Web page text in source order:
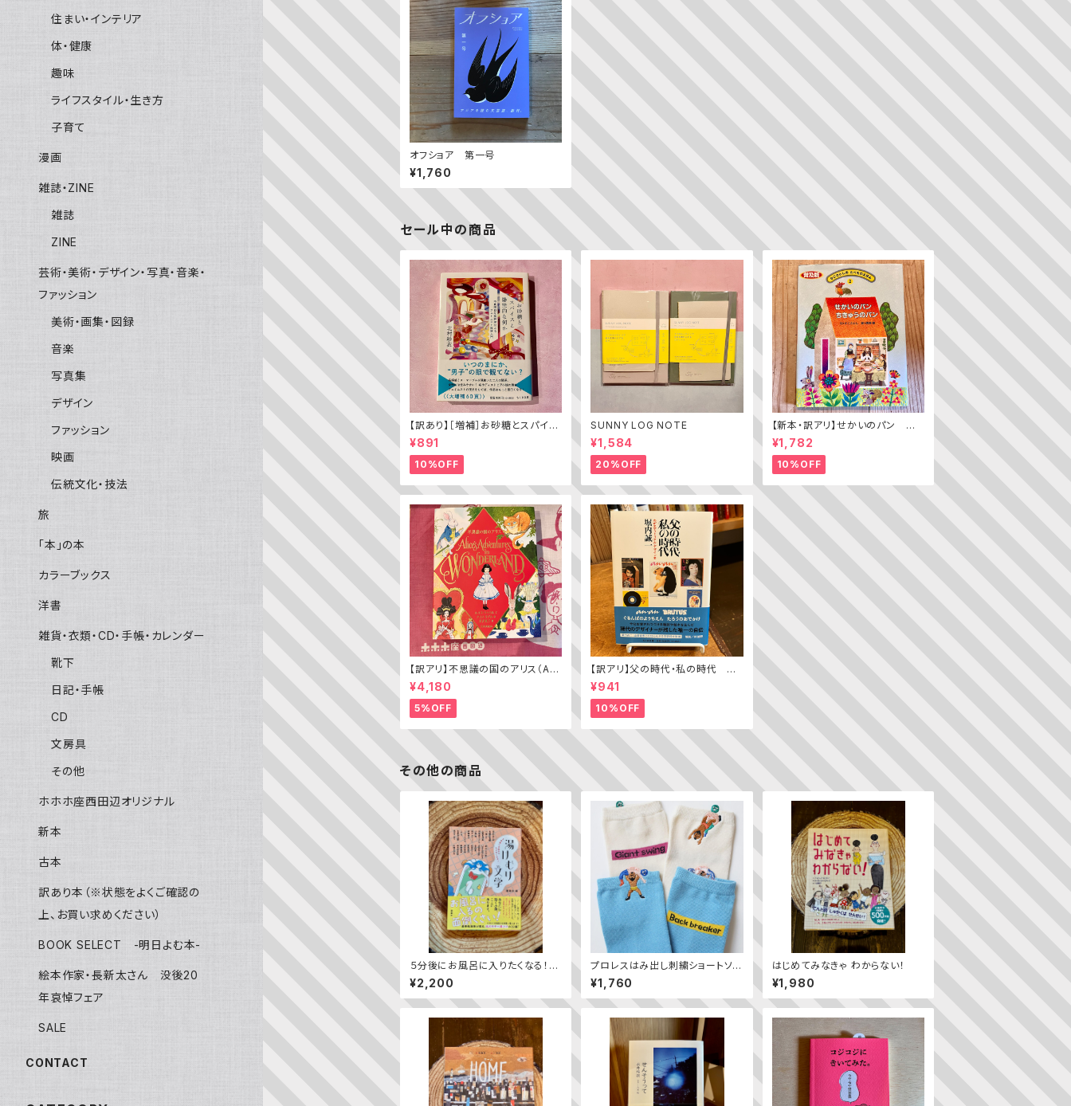
オフショア 第一号
¥1,760
セール中の商品
【訳あり】［増補］お砂糖とスパイス
と爆発的な何か ——不真面目な
批評家によるフェミニスト批評入門
¥891
10%OFF
SUNNY LOG NOTE
¥1,584
20%OFF
【新本・訳アリ】せかいのパン ちき
ゅうのパン（普及版 かこさとし
¥1,782
10%OFF
【訳アリ】不思議の国のアリス（Alic
e’s Adventures in WONDERL
AND）
¥4,180
5%OFF
【訳アリ】父の時代・私の時代 ─
わがエディトリアル・デザイン史
¥941
10%OFF
その他の商品
５分後にお風呂に入りたくなる！
湯けむり文学
¥2,200
プロレスはみ出し刺繍ショートソッ
クス（2足組）
¥1,760
はじめてみなきゃ わからない！
¥1,980
住まい・インテリア
体・健康
趣味
ライフスタイル・生き方
子育て
漫画
雑誌・ZINE
雑誌
ZINE
芸術・美術・デザイン・写真・音楽・
ファッション
美術・画集・図録
音楽
写真集
デザイン
ファッション
映画
伝統文化・技法
旅
「本」の本
カラーブックス
洋書
雑貨・衣類・CD・手帳・カレンダー
靴下
日記・手帳
CD
文房具
その他
ホホホ座西田辺オリジナル
新本
古本
訳あり本（※状態をよくご確認の
上、お買い求めください）
BOOK SELECT -明日よむ本-
絵本作家・長新太さん 没後20
年哀悼フェア
SALE
CONTACT